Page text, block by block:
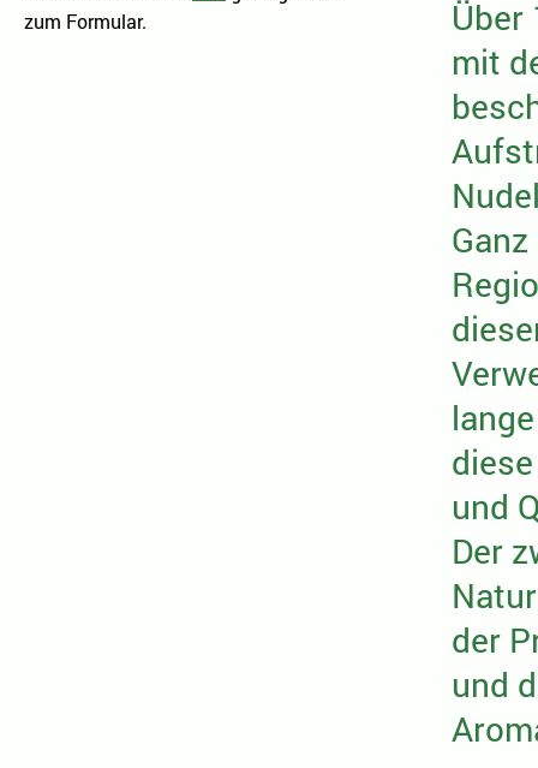
Über
mit
und
Der
der
und
zum Formular.